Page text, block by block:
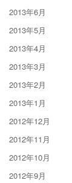
2013年6月
2013年5月
2013年4月
2013年3月
2013年2月
2013年1月
2012年12月
2012年11月
2012年10月
2012年9月